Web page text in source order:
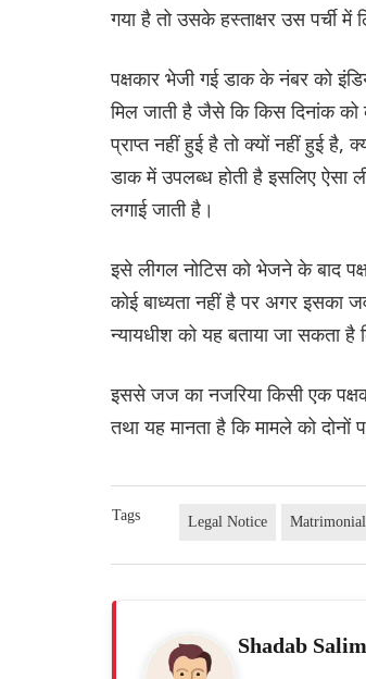
गया है तो उसके हस्ताक्षर उस
पक्षकार भेजी गई डाक के नंबर को
मिल जाती है जैसे कि किस दिनांक
प्राप्त नहीं हुई है तो क्यों नहीं हुई है,
डाक में उपलब्ध होती है इसलिए ऐसा
लगाई जाती है।
इसे लीगल नोटिस को भेजने के बाद
कोई बाध्यता नहीं है पर अगर इसका
न्यायधीश को यह बताया जा सकता
इससे जज का नजरिया किसी एक
तथा यह मानता है कि मामले को दोनों
Tags Legal Notice
Shadab Salim